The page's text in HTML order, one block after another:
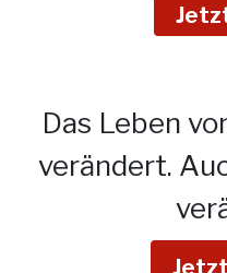
Das Leben
verändert.